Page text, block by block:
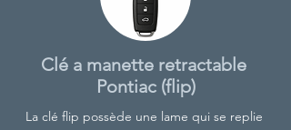
Clé a manette retractable
Pontiac (flip)
La clé flip possède une lame qui se replie